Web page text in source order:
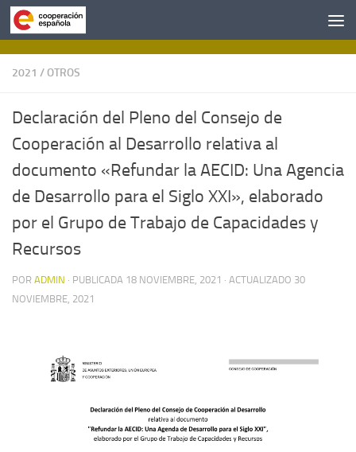
Saltar al contenido
2021 /OTROS
Declaración del Pleno del Consejo de
Cooperación al Desarrollo relativa al
documento «Refundar la AECID: Una Agencia
de Desarrollo para el Siglo XXI», elaborado
por el Grupo de Trabajo de Capacidades y
Recursos
POR ADMIN · PUBLICADA 18 NOVIEMBRE, 2021 · ACTUALIZADO 30
NOVIEMBRE, 2021